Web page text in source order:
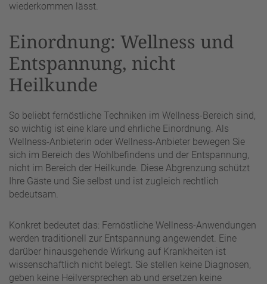
wiederkommen lässt.
Einordnung: Wellness und
Entspannung, nicht
Heilkunde
So beliebt fernöstliche Techniken im Wellness-Bereich sind,
so wichtig ist eine klare und ehrliche Einordnung. Als
Wellness-Anbieterin oder Wellness-Anbieter bewegen Sie
sich im Bereich des Wohlbefindens und der Entspannung,
nicht im Bereich der Heilkunde. Diese Abgrenzung schützt
Ihre Gäste und Sie selbst und ist zugleich rechtlich
bedeutsam.
Konkret bedeutet das: Fernöstliche Wellness-Anwendungen
werden traditionell zur Entspannung angewendet. Eine
darüber hinausgehende Wirkung auf Krankheiten ist
wissenschaftlich nicht belegt. Sie stellen keine Diagnosen,
geben keine Heilversprechen ab und ersetzen keine